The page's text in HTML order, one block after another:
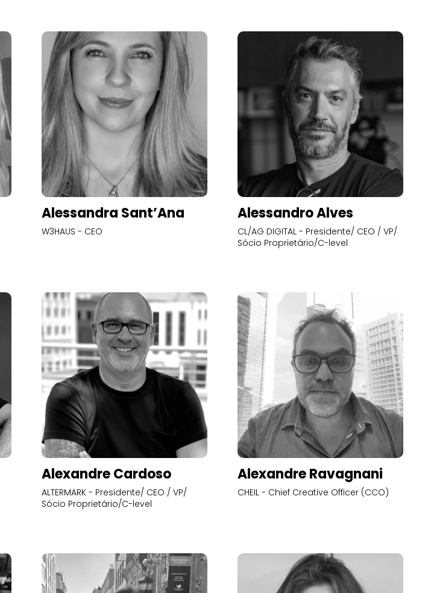
Alessandra Sant’Ana
W3HAUS - CEO
Alessandro Alves
CL/AG DIGITAL - Presidente/ CEO / VP/
Sócio Proprietário/C-level
Alexandre Cardoso
ALTERMARK - Presidente/ CEO / VP/
Sócio Proprietário/C-level
Alexandre Ravagnani
CHEIL - Chief Creative Officer (CCO)